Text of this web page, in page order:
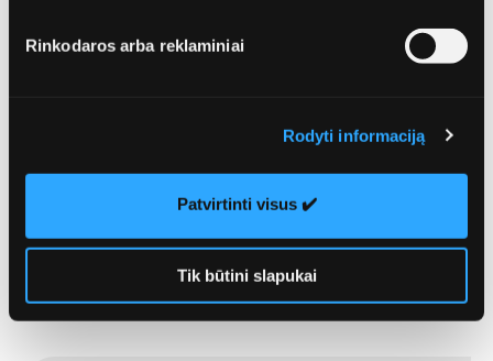
Rinkodaros arba reklaminiai
Rodyti informaciją
Patvirtinti visus ✔️
Tik būtini slapukai
Sužinokite daugiau apie kitas
Ecoservice teikiamas
paslaugas
Pasirinkite dominančią paslaugą